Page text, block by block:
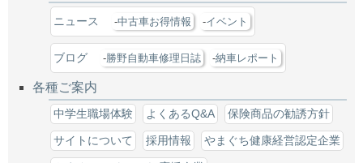
ニュース 中古車お得情報 イベント
ブログ 勝野自動車修理日誌 納車レポート
各種ご案内
中学生職場体験 よくあるQ&A 保険商品の勧誘方針
サイトについて 採用情報 やまぐち健康経営認定企業